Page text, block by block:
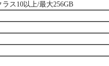
ス10以上/最大256GB